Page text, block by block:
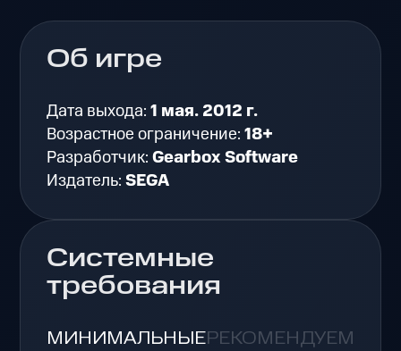
Об игре
Дата выхода:1 мая. 2012 г.
Возрастное ограничение:18+
Разработчик:Gearbox Software
Издатель:SEGA
Системные
требования
МИНИМАЛЬНЫЕРЕКОМЕНДУЕМЫЕ